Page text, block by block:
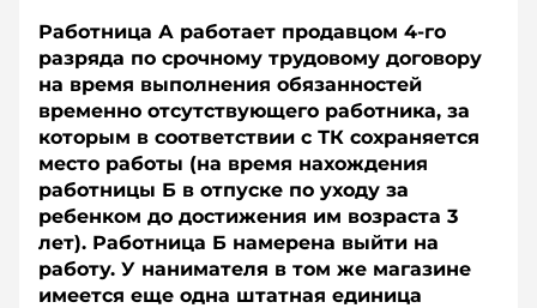
Работница А работает продавцом 4-го
разряда по срочному трудовому договору
на время выполнения обязанностей
временно от­сутствующего работника, за
которым в соответствии с ТК сохраняется
место работы (на время нахождения
работницы Б в отпуске по уходу за
ребенком до достижения им возраста 3
лет). Работница Б намерена выйти на
работу. У нанимателя в том же магазине
имеется еще одна штатная единица